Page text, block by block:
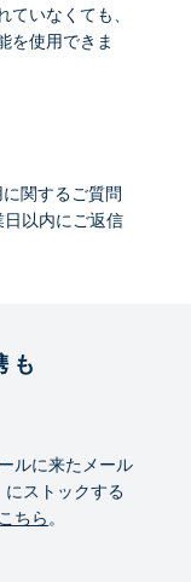
いなくても、
を使用できま
関するご質問
以内にご返信
も
ルに来たメール
ストックする
こちら。